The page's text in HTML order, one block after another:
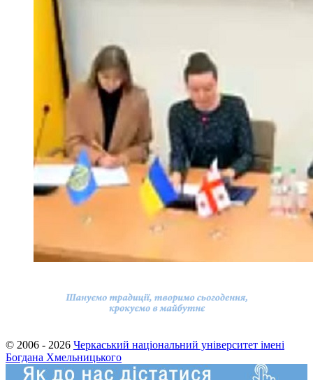
© 2006 - 2026 Черкаський національний університет імені
Богдана Хмельницького